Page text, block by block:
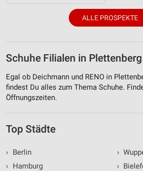
ALLE PROSPEKTE
Schuhe Filialen in Plettenberg
Egal ob Deichmann und RENO in
findest Du alles zum Thema Schuhe.
Öffnungszeiten.
Top Städte
›
Berlin
›
Hamburg
›
›